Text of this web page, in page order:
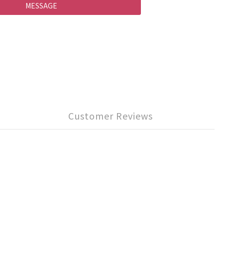
MESSAGE
Customer Reviews